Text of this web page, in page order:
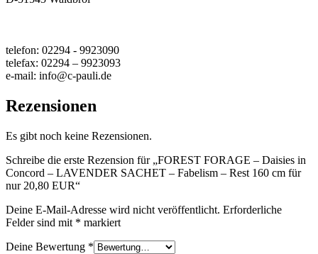
telefon: 02294 - 9923090
telefax: 02294 – 9923093
e-mail: info@c-pauli.de
Rezensionen
Es gibt noch keine Rezensionen.
Schreibe die erste Rezension für „FOREST FORAGE – Daisies in
Concord – LAVENDER SACHET – Fabelism – Rest 160 cm für
nur 20,80 EUR“
Deine E-Mail-Adresse wird nicht veröffentlicht. Erforderliche
Felder sind mit * markiert
Deine Bewertung *